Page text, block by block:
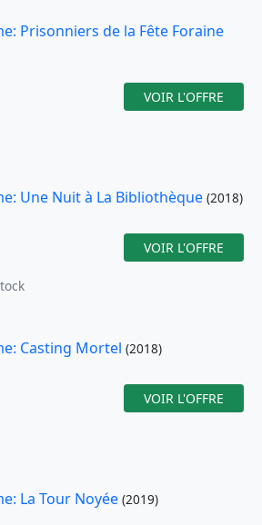
Prisonniers de la Fête Foraine
VOIR L'OFFRE
Une Nuit à La Bibliothèque (2018)
VOIR L'OFFRE
Casting Mortel (2018)
VOIR L'OFFRE
La Tour Noyée (2019)